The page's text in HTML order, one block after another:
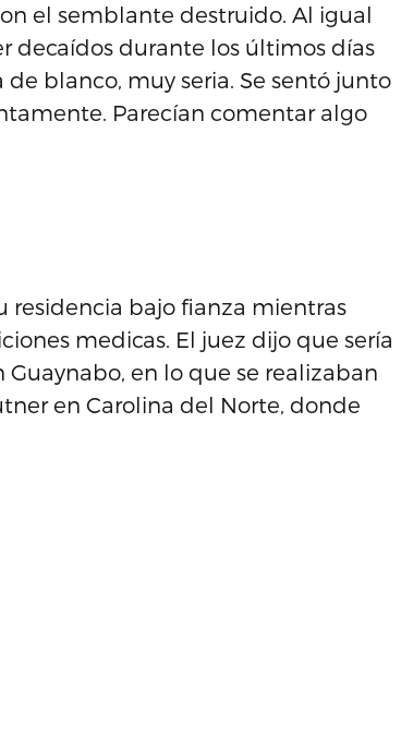
el semblante destruido. Al igual
decaídos durante los últimos días
blanco, muy seria. Se sentó junto
Parecían comentar algo
residencia bajo fianza mientras
medicas. El juez dijo que sería
en lo que se realizaban
en Carolina del Norte, donde